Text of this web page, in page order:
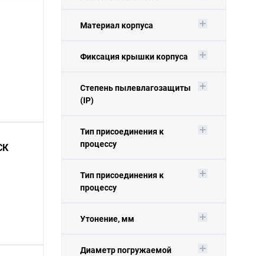
Материал корпуса
Фиксация крышки корпуса
Степень пылевлагозащиты
(IP)
Тип присоединения к
процессу
Тип присоединения к
процессу
Утонение, мм
Диаметр погружаемой